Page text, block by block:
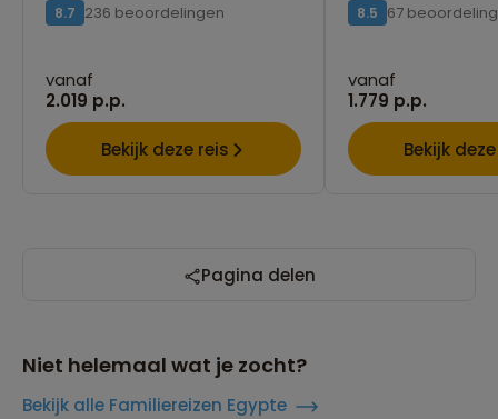
8.7 236 beoordelingen
vanaf
2.019 p.p.
Bekijk deze reis
8.5 67
vanaf
1.779 p.p.
Bekijk
Pagina delen
Niet helemaal wat je zocht?
Bekijk alle Familiereizen Egypte